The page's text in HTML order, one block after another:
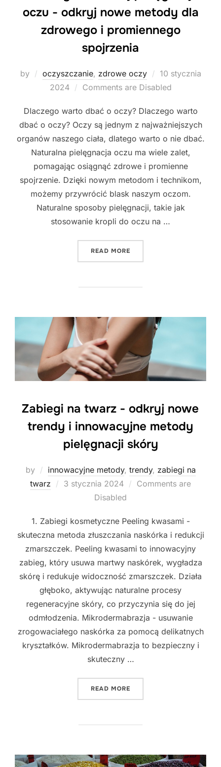
oczu - odkryj nowe metody dla
zdrowego i promiennego
spojrzenia
by oczyszczanie, zdrowe oczy
Posted
on
10 stycznia
2024
Comments are Disabled
Dlaczego warto dbać o oczy? Dlaczego warto
dbać o oczy? Oczy są jednym z najważniejszych
organów naszego ciała, dlatego warto o nie dbać.
Naturalna pielęgnacja oczu ma wiele zalet,
pomagając osiągnąć zdrowe i promienne
spojrzenie. Dzięki nowym metodom i technikom,
możemy przywrócić blask naszym oczom.
Naturalne sposoby pielęgnacji, takie jak
stosowanie kropli do oczu na …
READ MORE
Zabiegi na twarz - odkryj nowe
trendy i innowacyjne metody
pielęgnacji skóry
by innowacyjne metody, trendy, zabiegi na
twarz
Posted
3 stycznia 2024
Comments are
Disabled
1. Zabiegi kosmetyczne Peeling kwasami -
skuteczna metoda złuszczania naskórka i redukcji
zmarszczek. Peeling kwasami to innowacyjny
zabieg, który usuwa martwy naskórek, wygładza
skórę i redukuje widoczność zmarszczek. Działa
głęboko, aktywując naturalne procesy
regeneracyjne skóry, co przyczynia się do jej
odmłodzenia. Mikrodermabrazja - usuwanie
zrogowaciałego naskórka za pomocą delikatnych
kryształków. Mikrodermabrazja to bezpieczny i
skuteczny …
READ MORE